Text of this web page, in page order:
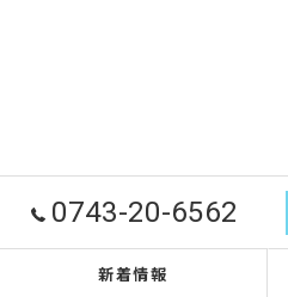
0743-20-6562
新着情報